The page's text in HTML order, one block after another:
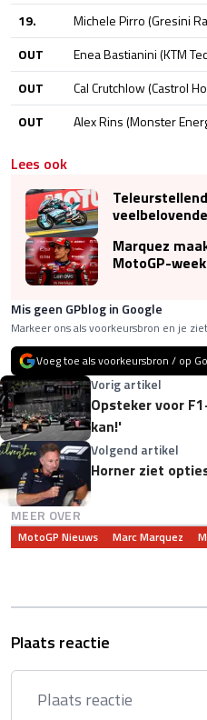
19. Michele Pirro (Gresini
OUT
Enea Bastianini (KTM
OUT
Cal Crutchlow (Castrol
OUT
Alex Rins (Monster
Lees ook
Marquez
MotoGP-
Mis geen GPblog in Google
Markeer ons als voorkeursbron en je
Voeg toe als voorkeursbron / op
Vorig artikel
Opsteker voor
kan!'
Volgend artikel
Horner ziet
MEER OVER
MotoGP Nieuws Marc Marquez
Plaats reactie